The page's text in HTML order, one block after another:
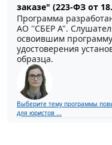
заказе" (223-ФЗ от
Программа
АО ''СБЕР А".
освоившим
удостоверения
образца.
Выберите тему программы
для юристов ...